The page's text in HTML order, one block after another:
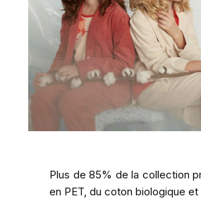
Plus de 85% de la collection
en PET, du coton biologique et